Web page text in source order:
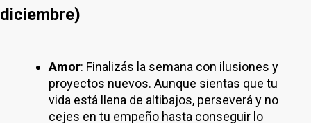
diciembre)
Amor: Finalizás la semana con ilusiones y
proyectos nuevos. Aunque sientas que tu
vida está llena de altibajos, perseverá y no
cejes en tu empeño hasta conseguir lo